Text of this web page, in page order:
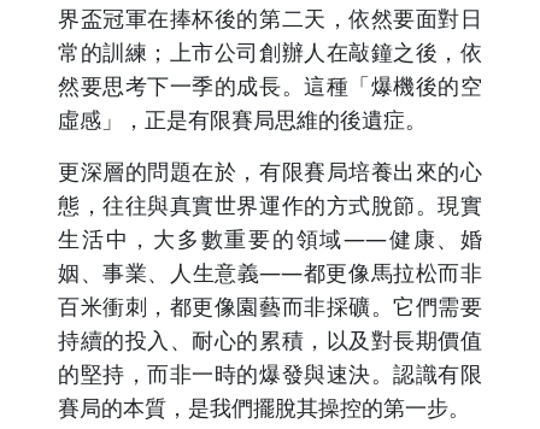
界盃冠軍在捧杯後的第二天，依然要面對日
常的訓練；上市公司創辦人在敲鐘之後，依
然要思考下一季的成長。這種「爆機後的空
虛感」，正是有限賽局思維的後遺症。
更深層的問題在於，有限賽局培養出來的心
態，往往與真實世界運作的方式脫節。現實
生活中，大多數重要的領域——健康、婚
姻、事業、人生意義——都更像馬拉松而非
百米衝刺，都更像園藝而非採礦。它們需要
持續的投入、耐心的累積，以及對長期價值
的堅持，而非一時的爆發與速決。認識有限
賽局的本質，是我們擺脫其操控的第一步。